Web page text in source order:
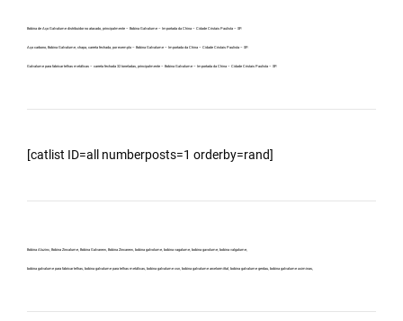
Bobina de Aço Galvalume distribuidor no atacado, principalmente – Bobina Galvalume – Importada da China – Cidade Cristais Paulista – SP.
Aço carbono, Bobina Galvalume, chapa, carreta fechada, por exemplo – Bobina Galvalume – Importada da China – Cidade Cristais Paulista – SP.
Galvalume para fabricar telhas metálicas – carreta fechada 32 toneladas, principalmente – Bobina Galvalume – Importada da China – Cidade Cristais Paulista – SP.
[catlist ID=all numberposts=1 orderby=rand]
Bobina Aluzinc, Bobina Zincalume, Bobina Galvanew, Bobina Zincanew, bobina galvolume, bobina vagalume, bobina gavolume, bobina valgalume,
bobina galvalume para fabricar telhas, bobina galvalume para telhas metálicas, bobina galvalume csn, bobina galvalume arcelormittal, bobina galvalume gerdau, bobina galvalume usiminas,